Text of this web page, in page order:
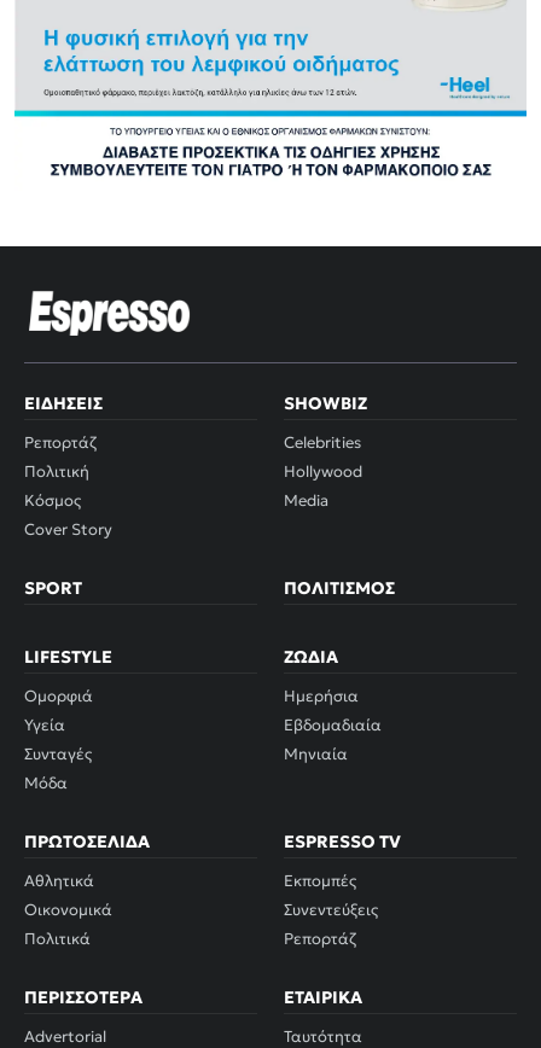
ΕΙΔΉΣΕΙΣ
Ρεπορτάζ
Πολιτική
Κόσμος
Cover Story
SHOWBIZ
Celebrities
Hollywood
Media
SPORT ΠΟΛΙΤΙΣΜΌΣ
LIFESTYLE
Ομορφιά
Υγεία
Συνταγές
Μόδα
ΖΏΔΙΑ
Ημερήσια
Εβδομαδιαία
Μηνιαία
ΠΡΩΤΟΣΈΛΙΔΑ
Αθλητικά
Οικονομικά
Πολιτικά
ESPRESSO TV
Εκπομπές
Συνεντεύξεις
Ρεπορτάζ
ΠΕΡΙΣΣΌΤΕΡΑ
Advertorial
ΕΤΑΙΡΙΚΆ
Ταυτότητα